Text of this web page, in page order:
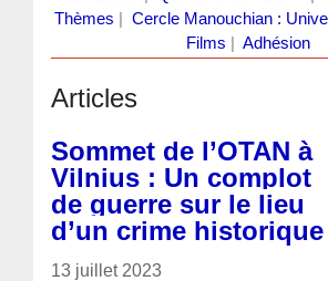
Thèmes
Cercle Manouchian :
Films
Adhésion
Articles
Sommet de l’OTAN à
Vilnius : Un complot
de guerre sur le lieu
d’un crime historique
13 juillet 2023